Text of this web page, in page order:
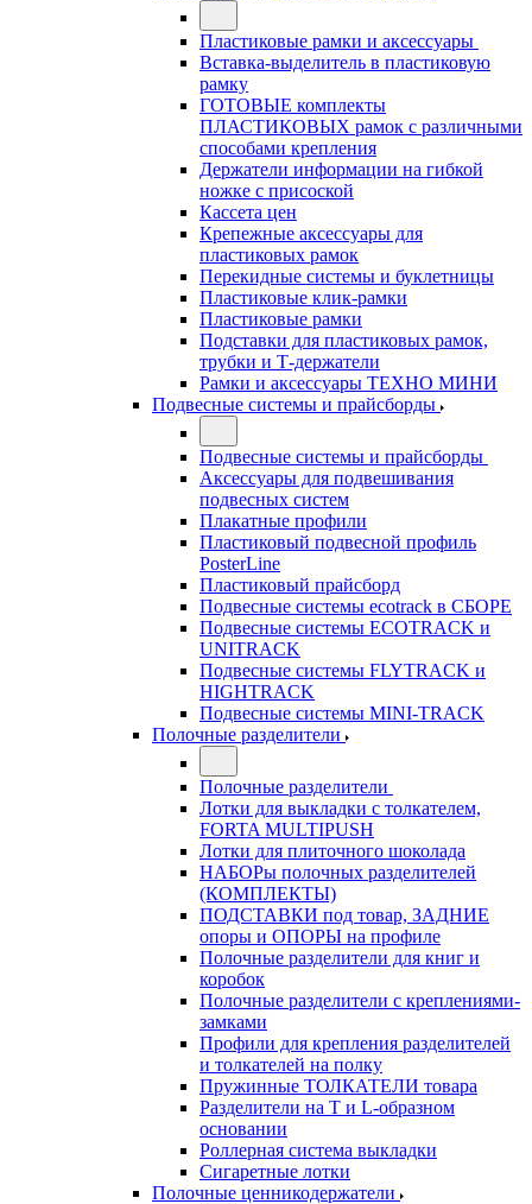
Пластиковые рамки и аксессуары
Вставка-выделитель в пластиковую
рамку
ГОТОВЫЕ комплекты
ПЛАСТИКОВЫХ рамок с различными
способами крепления
Держатели информации на гибкой
ножке с присоской
Кассета цен
Крепежные аксессуары для
пластиковых рамок
Перекидные системы и буклетницы
Пластиковые клик-рамки
Пластиковые рамки
Подставки для пластиковых рамок,
трубки и Т-держатели
Рамки и аксессуары ТЕХНО МИНИ
Подвесные системы и прайсборды
Подвесные системы и прайсборды
Аксессуары для подвешивания
подвесных систем
Плакатные профили
Пластиковый подвесной профиль
PosterLine
Пластиковый прайсборд
Подвесные системы ecotrack в СБОРЕ
Подвесные системы ECOTRACK и
UNITRACK
Подвесные системы FLYTRACK и
HIGHTRACK
Подвесные системы MINI-TRACK
Полочные разделители
Полочные разделители
Лотки для выкладки с толкателем,
FORTA MULTIPUSH
Лотки для плиточного шоколада
НАБОРы полочных разделителей
(КОМПЛЕКТЫ)
ПОДСТАВКИ под товар, ЗАДНИЕ
опоры и ОПОРЫ на профиле
Полочные разделители для книг и
коробок
Полочные разделители с креплениями-
замками
Профили для крепления разделителей
и толкателей на полку
Пружинные ТОЛКАТЕЛИ товара
Разделители на Т и L-образном
основании
Роллерная система выкладки
Сигаретные лотки
Полочные ценникодержатели